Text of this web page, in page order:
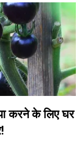
करने के लिए घर